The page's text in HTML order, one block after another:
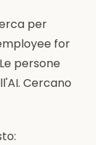
per
for
persone
Cercano